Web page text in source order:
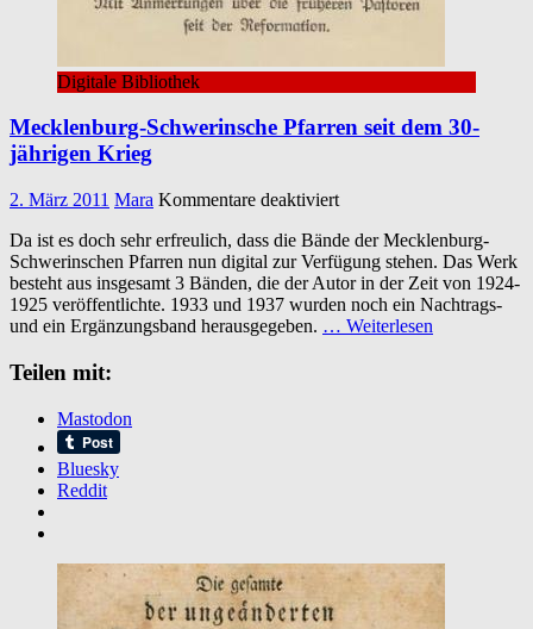
Digitale Bibliothek
Mecklenburg-Schwerinsche Pfarren seit dem 30-
jährigen Krieg
2. März 2011 Mara Kommentare deaktiviertfür
Schwerinsche
Pfarren
seit
dem
30-
Da ist es doch sehr erfreulich, dass die Bände der Mecklenburg-
Schwerinschen Pfarren nun digital zur Verfügung stehen. Das Werk
besteht aus insgesamt 3 Bänden, die der Autor in der Zeit von 1924-
1925 veröffentlichte. 1933 und 1937 wurden noch ein Nachtrags-
und ein Ergänzungsband herausgegeben. … Weiterlesen
Teilen mit:
Mastodon
Bluesky
Reddit